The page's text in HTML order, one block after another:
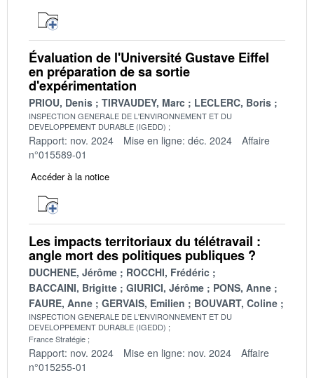
Évaluation de l'Université Gustave Eiffel
en préparation de sa sortie
d'expérimentation
PRIOU, Denis TIRVAUDEY, Marc LECLERC, Boris
INSPECTION GENERALE DE L'ENVIRONNEMENT ET DU
DEVELOPPEMENT DURABLE (IGEDD)
Rapport: nov. 2024 Mise en ligne: déc. 2024
Affaire
n°015589-01
Accéder à la notice
Les impacts territoriaux du télétravail :
angle mort des politiques publiques ?
DUCHENE, Jérôme
ROCCHI, Frédéric
BACCAINI, Brigitte
GIURICI, Jérôme
PONS, Anne
FAURE, Anne
GERVAIS, Emilien BOUVART, Coline
INSPECTION GENERALE DE L'ENVIRONNEMENT ET DU
DEVELOPPEMENT DURABLE (IGEDD)
France Stratégie
Rapport: nov. 2024 Mise en ligne: nov. 2024
Affaire
n°015255-01